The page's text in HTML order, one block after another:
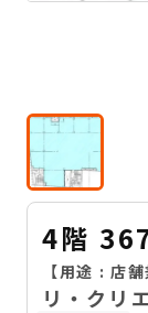
4階
【用途 :店
リ・クリ